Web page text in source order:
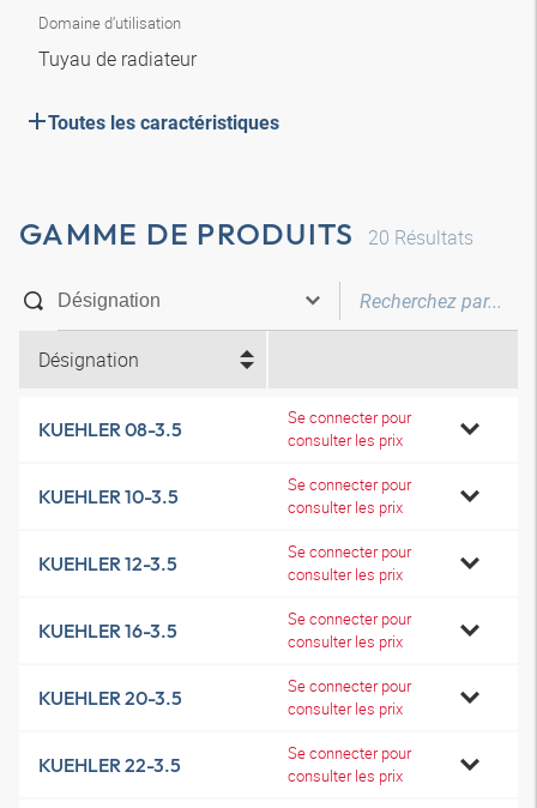
Domaine d’utilisation
Tuyau de radiateur
Toutes les caractéristiques
GAMME DE PRODUITS 20 Résultats
Désignation
KUEHLER 08-3.5
Se connecter pour
consulter les prix
KUEHLER 10-3.5
Se connecter pour
consulter les prix
KUEHLER 12-3.5
Se connecter pour
consulter les prix
KUEHLER 16-3.5
Se connecter pour
consulter les prix
KUEHLER 20-3.5
Se connecter pour
consulter les prix
KUEHLER 22-3.5
Se connecter pour
consulter les prix